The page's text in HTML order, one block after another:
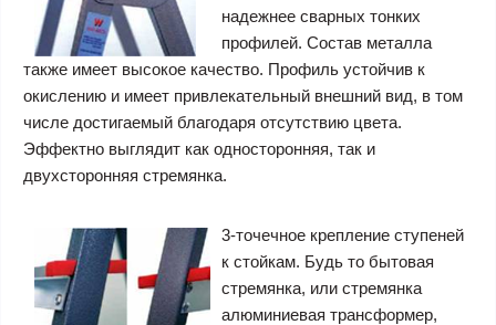
надежнее сварных тонких
профилей. Состав металла
также имеет высокое качество. Профиль устойчив к
окислению и имеет привлекательный внешний вид, в том
числе достигаемый благодаря отсутствию цвета.
Эффектно выглядит как односторонняя, так и
двухсторонняя стремянка.
3-точечное крепление ступеней
к стойкам. Будь то бытовая
стремянка, или стремянка
алюминиевая трансформер,